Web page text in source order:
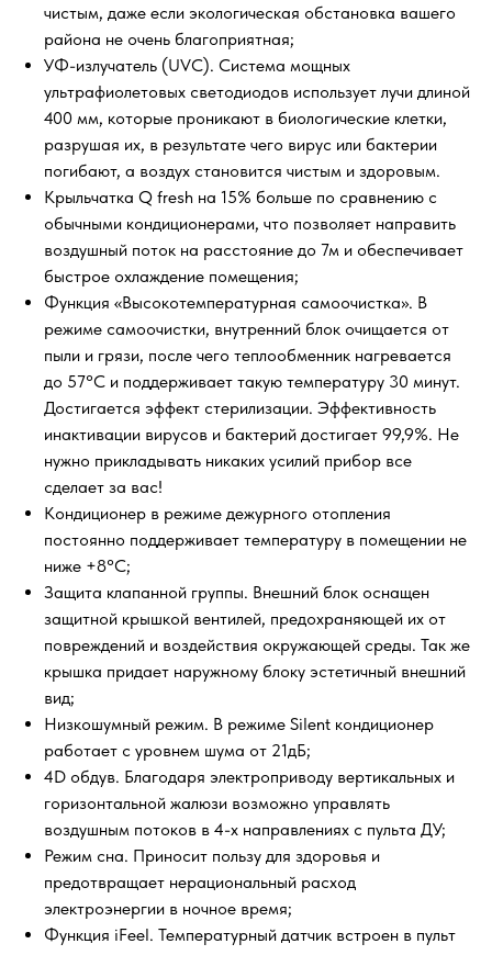
чистым, даже если экологическая обстановка вашего
района не очень благоприятная;
УФ-излучатель (UVC). Система мощных
ультрафиолетовых светодиодов использует лучи длиной
400 мм, которые проникают в биологические клетки,
разрушая их, в результате чего вирус или бактерии
погибают, а воздух становится чистым и здоровым.
Крыльчатка Q fresh на 15% больше по сравнению с
обычными кондиционерами, что позволяет направить
воздушный поток на расстояние до 7м и обеспечивает
быстрое охлаждение помещения;
Функция «Высокотемпературная самоочистка». В
режиме самоочистки, внутренний блок очищается от
пыли и грязи, после чего теплообменник нагревается
до 57°С и поддерживает такую температуру 30 минут.
Достигается эффект стерилизации. Эффективность
инактивации вирусов и бактерий достигает 99,9%. Не
нужно прикладывать никаких усилий прибор все
сделает за вас!
Кондиционер в режиме дежурного отопления
постоянно поддерживает температуру в помещении не
ниже +8°С;
Защита клапанной группы. Внешний блок оснащен
защитной крышкой вентилей, предохраняющей их от
повреждений и воздействия окружающей среды. Так же
крышка придает наружному блоку эстетичный внешний
вид;
Низкошумный режим. В режиме Silent кондиционер
работает с уровнем шума от 21дБ;
4D обдув. Благодаря электроприводу вертикальных и
горизонтальной жалюзи возможно управлять
воздушным потоков в 4-х направлениях с пульта ДУ;
Режим сна. Приносит пользу для здоровья и
предотвращает нерациональный расход
электроэнергии в ночное время;
Функция iFeel. Температурный датчик встроен в пульт